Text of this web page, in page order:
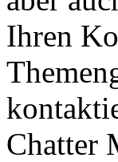
Ihren
Chatter